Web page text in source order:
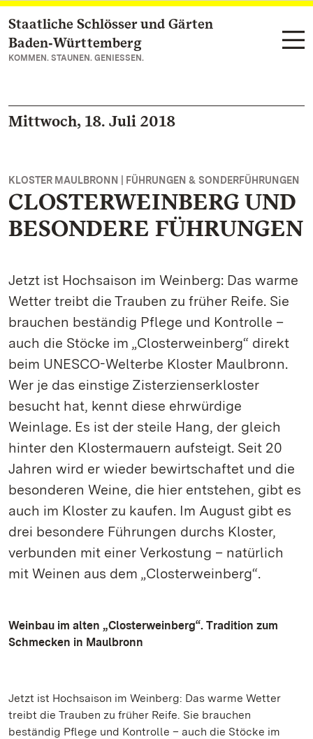
Zum Hauptinhalt springen
Staatliche Schlösser und Gärten
Baden‑Württemberg
KOMMEN. STAUNEN. GENIESSEN.
Mittwoch, 18. Juli 2018
KLOSTER MAULBRONN | FÜHRUNGEN & SONDERFÜHRUNGEN
CLOSTERWEINBERG UND
BESONDERE FÜHRUNGEN
Jetzt ist Hochsaison im Weinberg: Das warme
Wetter treibt die Trauben zu früher Reife. Sie
brauchen beständig Pflege und Kontrolle –
auch die Stöcke im „Closterweinberg“ direkt
beim UNESCO-Welterbe Kloster Maulbronn.
Wer je das einstige Zisterzienserkloster
besucht hat, kennt diese ehrwürdige
Weinlage. Es ist der steile Hang, der gleich
hinter den Klostermauern aufsteigt. Seit 20
Jahren wird er wieder bewirtschaftet und die
besonderen Weine, die hier entstehen, gibt es
auch im Kloster zu kaufen. Im August gibt es
drei besondere Führungen durchs Kloster,
verbunden mit einer Verkostung – natürlich
mit Weinen aus dem „Closterweinberg“.
Weinbau im alten „Closterweinberg“. Tradition zum
Schmecken in Maulbronn
Jetzt ist Hochsaison im Weinberg: Das warme Wetter
treibt die Trauben zu früher Reife. Sie brauchen
beständig Pflege und Kontrolle – auch die Stöcke im